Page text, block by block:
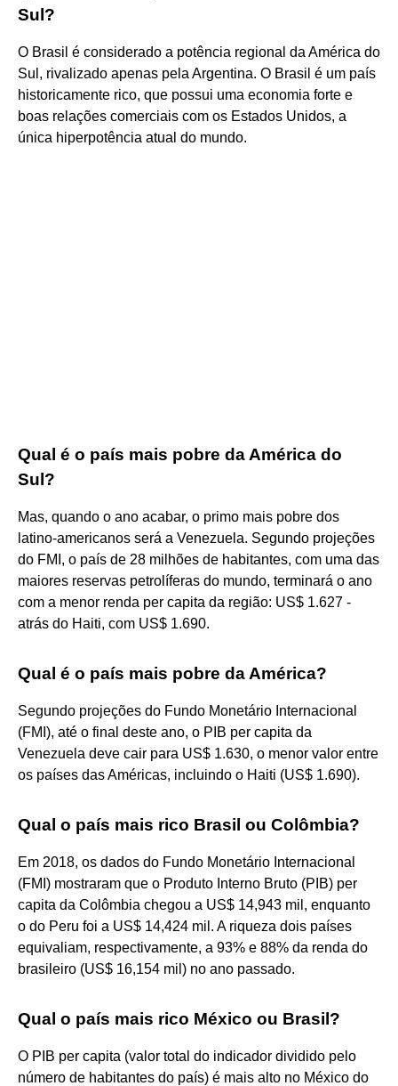
Sul?
O Brasil é considerado a potência regional da América do
Sul, rivalizado apenas pela Argentina. O Brasil é um país
historicamente rico, que possui uma economia forte e
boas relações comerciais com os Estados Unidos, a
única hiperpotência atual do mundo.
Qual é o país mais pobre da América do
Sul?
Mas, quando o ano acabar, o primo mais pobre dos
latino-americanos será a Venezuela. Segundo projeções
do FMI, o país de 28 milhões de habitantes, com uma das
maiores reservas petrolíferas do mundo, terminará o ano
com a menor renda per capita da região: US$ 1.627 -
atrás do Haiti, com US$ 1.690.
Qual é o país mais pobre da América?
Segundo projeções do Fundo Monetário Internacional
(FMI), até o final deste ano, o PIB per capita da
Venezuela deve cair para US$ 1.630, o menor valor entre
os países das Américas, incluindo o Haiti (US$ 1.690).
Qual o país mais rico Brasil ou Colômbia?
Em 2018, os dados do Fundo Monetário Internacional
(FMI) mostraram que o Produto Interno Bruto (PIB) per
capita da Colômbia chegou a US$ 14,943 mil, enquanto
o do Peru foi a US$ 14,424 mil. A riqueza dois países
equivaliam, respectivamente, a 93% e 88% da renda do
brasileiro (US$ 16,154 mil) no ano passado.
Qual o país mais rico México ou Brasil?
O PIB per capita (valor total do indicador dividido pelo
número de habitantes do país) é mais alto no México do